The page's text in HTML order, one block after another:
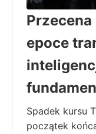
Przecena
epoce
Spadek kursu
początek